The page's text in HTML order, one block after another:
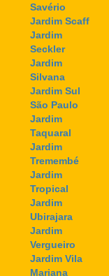
Savério
Jardim Scaff
Jardim
Seckler
Jardim
Silvana
Jardim Sul
São Paulo
Jardim
Taquaral
Jardim
Tremembé
Jardim
Tropical
Jardim
Ubirajara
Jardim
Vergueiro
Jardim Vila
Mariana